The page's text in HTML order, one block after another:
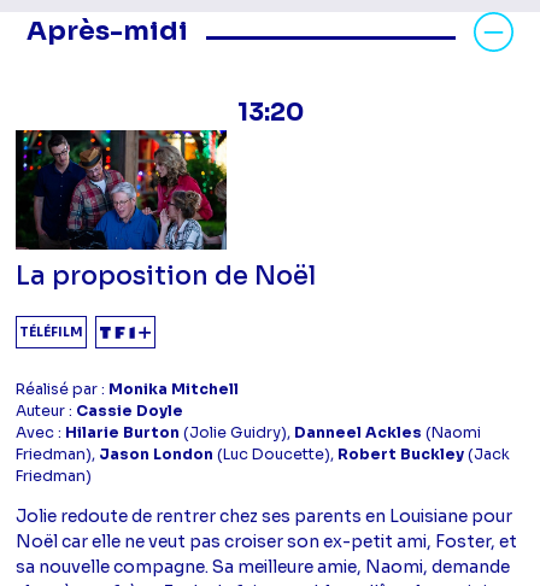
Après-midi
Masquer les programmes Après-
13:20
La proposition de Noël
TÉLÉFILM
Réalisé par : Monika Mitchell
Auteur : Cassie Doyle
Avec : Hilarie Burton (Jolie Guidry), Danneel Ackles (Naomi
Friedman), Jason London (Luc Doucette), Robert Buckley(Jack
Friedman)
Jolie redoute de rentrer chez ses parents en Louisiane pour
Noël car elle ne veut pas croiser son ex-petit ami, Foster, et
sa nouvelle compagne. Sa meilleure amie, Naomi, demande